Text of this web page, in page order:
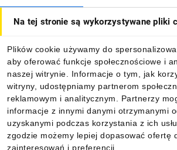
Na tej stronie są wykorzystywane pliki
Plików cookie używamy do
aby oferować funkcje społecznościowe i
naszej witrynie. Informacje o tym, jak
witryny, udostępniamy partnerom
reklamowym i analitycznym. Partnerzy
informacje z innymi danymi otrzymanymi
uzyskanymi podczas korzystania z ich
zgodzie możemy lepiej dopasować ofertę
zainteresowań i preferencji.
Informacje
Pobierz naszą aplikację